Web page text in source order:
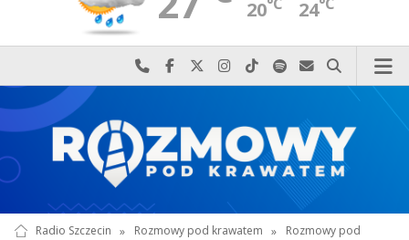
20 24
Najlepiej po prostu do nas zadzwoń
Odwiedź nas na Facebook-u
Odwiedź nas na X
Odwiedź nas na Instagram-ie
Odwiedź nas na TikTok-u
Szukaj nas na Spotify
Wyślij do nas
Szukaj
Radio Szczecin » Rozmowy pod krawatem »
Rozmowy pod